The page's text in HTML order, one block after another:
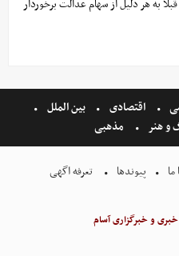
به هر دلیل از سهام عدالت برخوردار
اقتصادی
بین الملل
و هنر مذهبی
پیوندها تعرفه اگهی
و خبرگزاری آسام